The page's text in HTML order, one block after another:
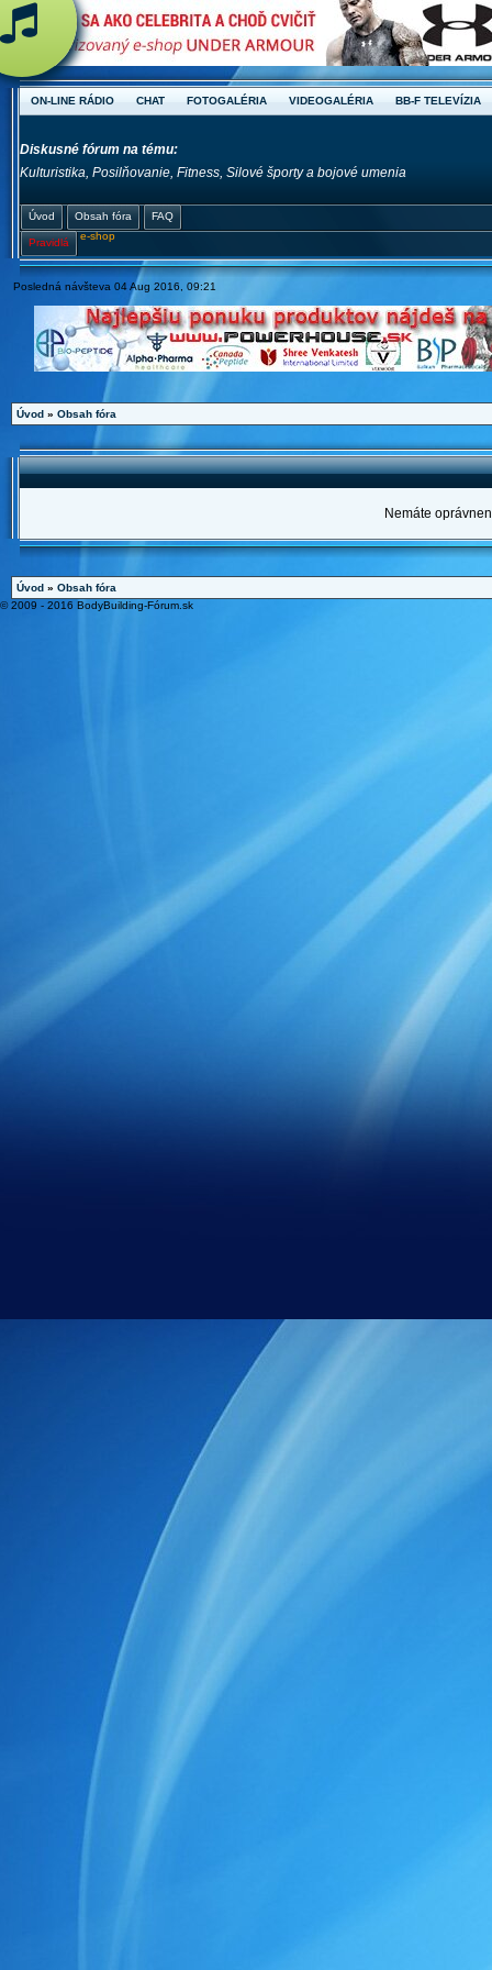
ON-LINE RÁDIO CHAT FOTOGALÉRIA VIDEOGALÉRIA BB-F TELEVÍZIA
Diskusné fórum na tému:
Kulturistika, Posilňovanie, Fitness, Silové športy a bojové umenia
Úvod Obsah fóra FAQ
Pravidlá
e-shop
Posledná návšteva 04 Aug 2016, 09:21
Úvod » Obsah fóra
Nemáte
Úvod » Obsah fóra
© 2009 - 2016 BodyBuilding-Fórum.sk